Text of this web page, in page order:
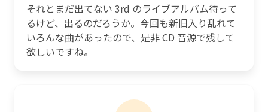
それとまだ出てない 3rd のライブアルバム待って
るけど、出るのだろうか。今回も新旧入り乱れて
いろんな曲があったので、是非 CD 音源で残して
欲しいですね。